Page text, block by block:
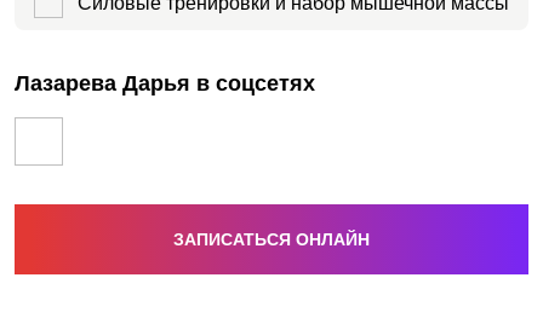
Лазарева Дарья в соцсетях
ЗАПИСАТЬСЯ ОНЛАЙН